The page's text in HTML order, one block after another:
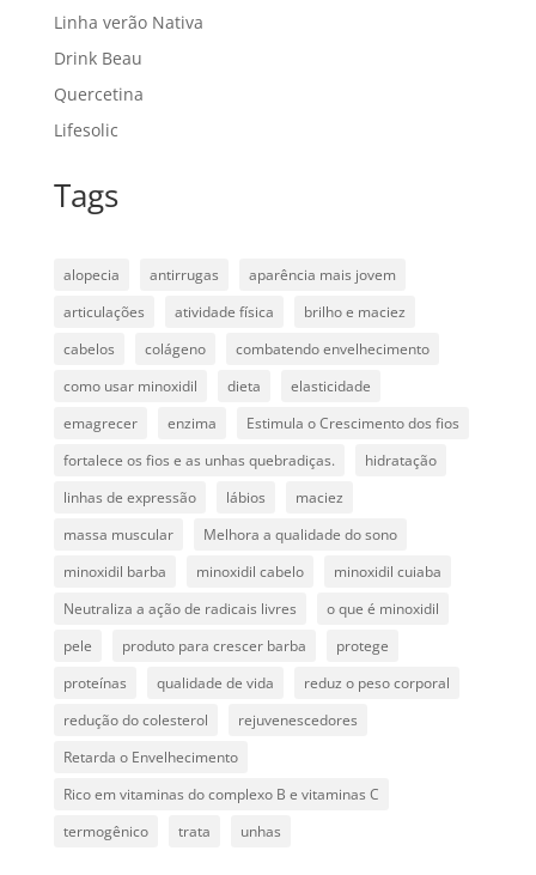
Linha verão Nativa
Drink Beau
Quercetina
Lifesolic
Tags
alopecia antirrugas
aparência mais jovem
articulações
atividade física
brilho e maciez
cabelos
colágeno
combatendo envelhecimento
como usar minoxidil
dieta
elasticidade
emagrecer
enzima
Estimula o Crescimento dos fios
fortalece os fios e as unhas quebradiças.
hidratação
linhas de expressão
lábios
maciez
massa muscular
Melhora a qualidade do sono
minoxidil barba
minoxidil cabelo
minoxidil cuiaba
Neutraliza a ação de radicais livres
o que é minoxidil
pele
produto para crescer barba
protege
proteínas
qualidade de vida
reduz o peso corporal
redução do colesterol
rejuvenescedores
Retarda o Envelhecimento
Rico em vitaminas do complexo B e vitaminas C
termogênico
trata unhas